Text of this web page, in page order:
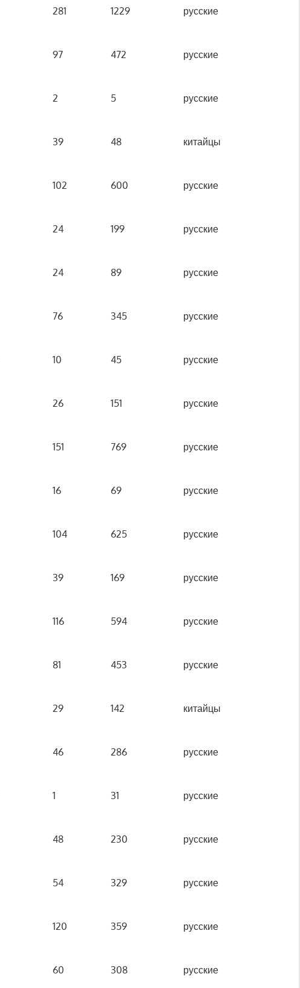
281 1229 русские
97 472 русские
2 5 русские
39 48 китайцы
102 600 русские
24 199 русские
24 89 русские
76 345 русские
10 45 русские
26 151 русские
151 769 русские
16 69 русские
104 625 русские
39 169 русские
116 594 русские
81 453 русские
29 142 китайцы
46 286 русские
1 31 русские
48 230 русские
54 329 русские
120 359 русские
60 308 русские